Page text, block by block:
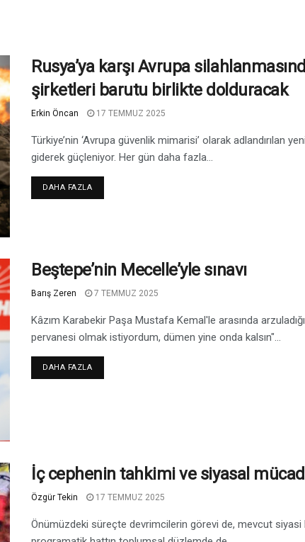
Rusya’ya karşı Avrupa
şirketleri barutu birlikte dolduracak
Erkin Öncan 17 TEMMUZ 2025
Türkiye’nin ‘Avrupa güvenlik mimarisi’ olarak adlandırılan
giderek güçleniyor. Her gün daha fazla...
DAHA FAZLA
Beştepe’nin Mecelle’yle sınavı
Barış Zeren 7 TEMMUZ 2025
Kâzım Karabekir Paşa Mustafa Kemal'le arasında
pervanesi olmak istiyordum, dümen yine onda kalsın"...
DAHA FAZLA
İç cephenin tahkimi ve siyasal
Özgür Tekin 17 TEMMUZ 2025
Önümüzdeki süreçte devrimcilerin görevi de, mevcut